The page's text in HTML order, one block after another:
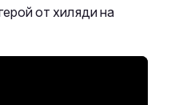
от хиляди на